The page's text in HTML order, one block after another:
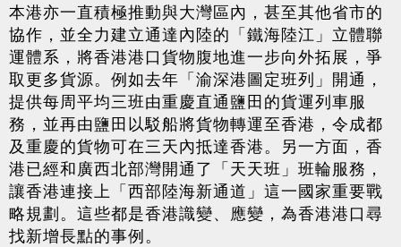
本港亦一直積極推動與大灣區內，甚至其他省市的
協作，並全力建立通達內陸的「鐵海陸江」立體聯
運體系，將香港港口貨物腹地進一步向外拓展，爭
取更多貨源。例如去年「渝深港圖定班列」開通，
提供每周平均三班由重慶直通鹽田的貨運列車服
務，並再由鹽田以駁船將貨物轉運至香港，令成都
及重慶的貨物可在三天內抵達香港。另一方面，香
港已經和廣西北部灣開通了「天天班」班輪服務，
讓香港連接上「西部陸海新通道」這一國家重要戰
略規劃。這些都是香港識變、應變，為香港港口尋
找新增長點的事例。